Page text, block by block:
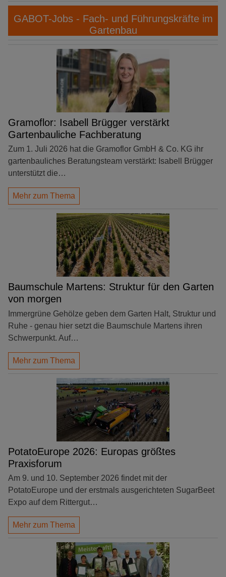
GABOT-Jobs - Fach- und Führungskräfte im
Gartenbau
Gramoflor: Isabell Brügger verstärkt
Gartenbauliche Fachberatung
Zum 1. Juli 2026 hat die Gramoflor GmbH & Co. KG ihr
gartenbauliches Beratungsteam verstärkt: Isabell Brügger
unterstützt die…
Mehr zum Thema
Baumschule Martens: Struktur für den Garten
von morgen
Immergrüne Gehölze geben dem Garten Halt, Struktur und
Ruhe - genau hier setzt die Baumschule Martens ihren
Schwerpunkt. Auf…
Mehr zum Thema
PotatoEurope 2026: Europas größtes
Praxisforum
Am 9. und 10. September 2026 findet mit der
PotatoEurope und der erstmals ausgerichteten SugarBeet
Expo auf dem Rittergut…
Mehr zum Thema